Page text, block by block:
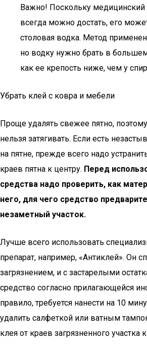
Важно! Поскольку медицинский
всегда можно достать, его
столовая водка. Метод
но водку нужно брать в
как ее крепость ниже, чем у
Убрать клей с ковра и мебели
Проще удалять свежее пятно,
нельзя затягивать. Если есть
на пятне, прежде всего надо
краев пятна к центру. Перед
средства надо проверить, как
него, для чего средство
незаметный участок.
Лучше всего использовать
препарат, например, «Антиклей». Он
загрязнением, и с застарелыми
средство согласно прилагающейся
правило, требуется нанести на 10
удалить салфеткой или ватным
клея от краев загрязненного участка